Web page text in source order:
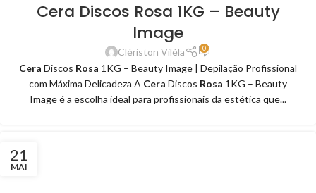
Cera Discos Rosa 1KG – Beauty
Image
Clériston Viléla 0
Cera Discos Rosa 1KG – Beauty Image | Depilação Profissional
com Máxima Delicadeza A Cera Discos Rosa 1KG – Beauty
Image é a escolha ideal para profissionais da estética que...
21
MAI